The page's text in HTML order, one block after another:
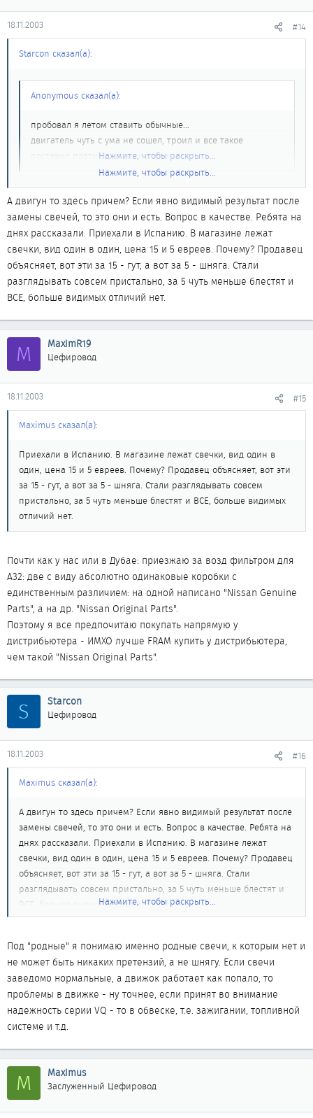
18.11.2003 #14
Starcon сказал(а):
Anonymous сказал(а):
пробовал я летом ставить обычные...
двигатель чуть с ума не сошел, троил и все такое
поставил платину - все ок стало
Нажмите, чтобы раскрыть...
Обычные какие? Если родные - то с движком что-то явно не в
порядке. Тут большая часть форума на обычных свечках ездит,
и без проблем. Платина, конечно лучше, но не для нашего
бензина.
Нажмите, чтобы раскрыть...
А двигун то здесь причем? Если явно видимый результат после
замены свечей, то это они и есть. Вопрос в качестве. Ребята на
днях рассказали. Приехали в Испанию. В магазине лежат
свечки, вид один в один, цена 15 и 5 евреев. Почему? Продавец
объясняет, вот эти за 15 - гут, а вот за 5 - шняга. Стали
разглядывать совсем пристально, за 5 чуть меньше блестят и
ВСЕ, больше видимых отличий нет.
M MaximR19
Цефировод
18.11.2003 #15
Maximus сказал(а):
Приехали в Испанию. В магазине лежат свечки, вид один в
один, цена 15 и 5 евреев. Почему? Продавец объясняет, вот эти
за 15 - гут, а вот за 5 - шняга. Стали разглядывать совсем
пристально, за 5 чуть меньше блестят и ВСЕ, больше видимых
отличий нет.
Почти как у нас или в Дубае: приезжаю за возд фильтром для
А32: две с виду абсолютно одинаковые коробки с
единственным различием: на одной написано "Nissan Genuine
Parts", а на др. "Nissan Original Parts".
Поэтому я все предпочитаю покупать напрямую у
дистрибьютера - ИМХО лучше FRAM купить у дистрибьютера,
чем такой "Nissan Original Parts".
S Starcon
Цефировод
18.11.2003 #16
Maximus сказал(а):
А двигун то здесь причем? Если явно видимый результат после
замены свечей, то это они и есть. Вопрос в качестве. Ребята на
днях рассказали. Приехали в Испанию. В магазине лежат
свечки, вид один в один, цена 15 и 5 евреев. Почему? Продавец
объясняет, вот эти за 15 - гут, а вот за 5 - шняга. Стали
разглядывать совсем пристально, за 5 чуть меньше блестят и
ВСЕ, больше видимых отличий нет.
Нажмите, чтобы раскрыть...
Под "родные" я понимаю именно родные свечи, к которым нет и
не может быть никаких претензий, а не шнягу. Если свечи
заведомо нормальные, а движок работает как попало, то
проблемы в движке - ну точнее, если принят во внимание
надежность серии VQ - то в обвеске, т.е. зажигании, топливной
системе и т.д.
M Maximus
Заслуженный Цефировод